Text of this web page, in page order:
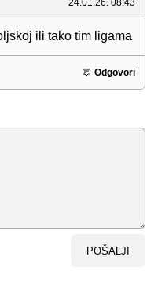
ili tako tim ligama
Odgovori
POŠALJI